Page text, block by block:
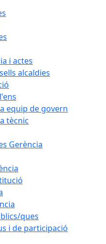
i actes
alcaldies
equip de govern
tècnic
Gerència
ques
i de participació